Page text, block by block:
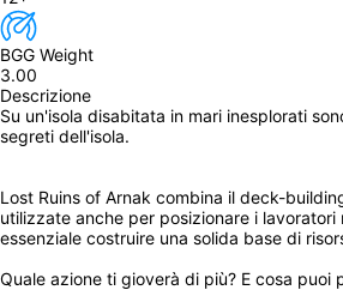
BGG Weight
3.00
Descrizione
Su un'isola disabitata in mari inesplorati
segreti dell'isola.
Lost Ruins of Arnak combina il deck-
utilizzate anche per posizionare i lavoratori
essenziale costruire una solida base di
Quale azione ti gioverà di più? E cosa